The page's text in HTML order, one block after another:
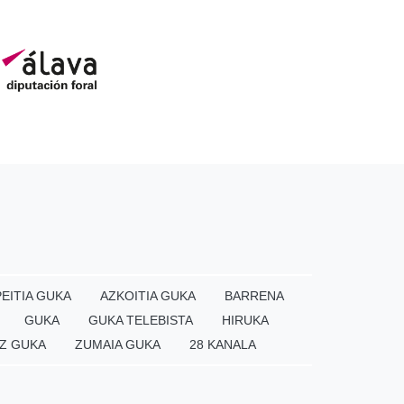
GUKA AZKOITIA GUKA
BARRENA
GUKA
GUKA TELEBISTA
HIRUKA
GUKA
ZUMAIA GUKA 28 KANALA